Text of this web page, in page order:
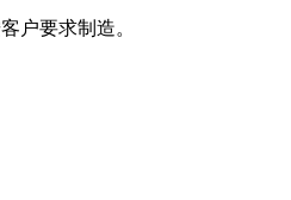
户要求制造。